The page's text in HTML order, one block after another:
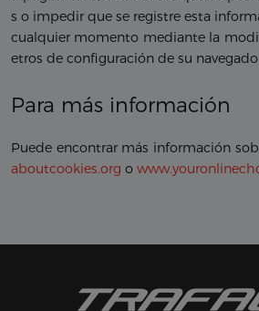
s o impedir que se registre esta
cualquier momento mediante la
etros de configuración de su
Para más información
Puede encontrar más información
aboutcookies.org o